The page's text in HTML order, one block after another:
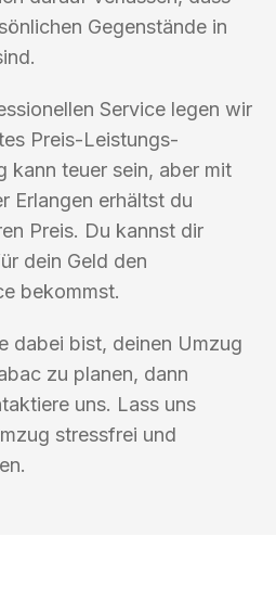
Gegenstände in
Service legen wir
Preis-Leistungs-
kann teuer sein, aber mit
Erlangen erhältst du
Preis. Du kannst dir
dein Geld den
bekommst.
dabei bist, deinen Umzug
zu planen, dann
uns. Lass uns
stressfrei und